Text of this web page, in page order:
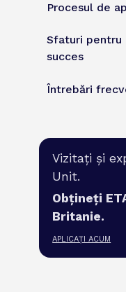
Procesul de
Sfaturi pentru
succes
Întrebări
Vizitați și
Unit.
Obțineți
Britanie.
APLICAȚI ACUM